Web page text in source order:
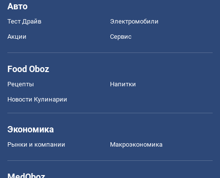
Авто
Тест Драйв Электромобили
Акции Сервис
Food Oboz
Рецепты Напитки
Новости Кулинарии
Экономика
Рынки и компании Mакроэкономика